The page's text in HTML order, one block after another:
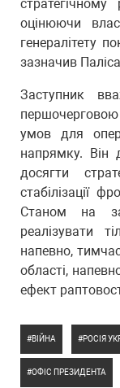
оцінюючи
генералітету
зазначив
Заступник
умов для
напрямку. Він
досягти
стабілізації
Станом на
реалізувати
напевно,
області,
ефект
ВІЙНА РОСІЯ
ОФІС ПРЕЗИДЕНТА